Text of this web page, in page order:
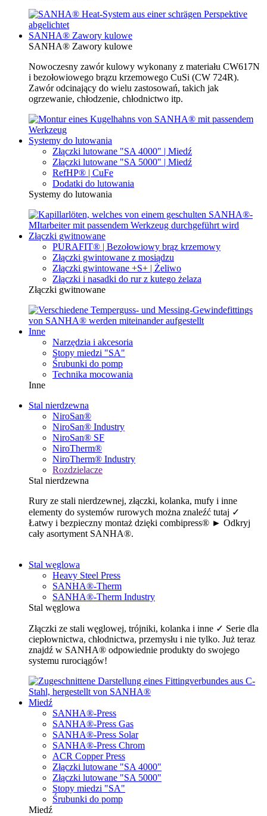
SANHA® Zawory kulowe
SANHA® Zawory kulowe
Nowoczesny zawór kulowy wykonany z materiału CW617N
i bezołowiowego brązu krzemowego CuSi (CW 724R).
Zawór odcinający do wielu zastosowań, takich jak
ogrzewanie, chłodzenie, chłodnictwo itp.
Systemy do lutowania
Złączki lutowane "SA 4000" | Miedź
Złączki lutowane "SA 5000" | Miedź
RefHP® | CuFe
Dodatki do lutowania
Systemy do lutowania
Złączki gwitnowane
PURAFIT® | Bezołowiowy brąz krzemowy
Złączki gwintowane z mosiądzu
Złączki gwintowane +S+ | Żeliwo
Złączki i nasadki do rur z kutego żelaza
Złączki gwitnowane
Inne
Narzędzia i akcesoria
Stopy miedzi "SA"
Śrubunki do pomp
Technika mocowania
Inne
Stal nierdzewna
NiroSan®
NiroSan® Industry
NiroSan® SF
NiroTherm®
NiroTherm® Industry
Rozdzielacze
Stal nierdzewna
Rury ze stali nierdzewnej, złączki, kolanka, mufy i inne
elementy do systemów rurowych można znaleźć tutaj ✓
Łatwy i bezpieczny montaż dzięki combipress® ► Odkryj
cały asortyment SANHA®.
Stal węglowa
Heavy Steel Press
SANHA®-Therm
SANHA®-Therm Industry
Stal węglowa
Złączki ze stali węglowej, trójniki, kolanka i inne ✓ Serie dla
ciepłownictwa, chłodnictwa, przemysłu i nie tylko. Już teraz
znajdź w SANHA® odpowiednie produkty do swojego
systemu rurociągów!
Miedź
SANHA®-Press
SANHA®-Press Gas
SANHA®-Press Solar
SANHA®-Press Chrom
ACR Copper Press
Złączki lutowane "SA 4000"
Złączki lutowane "SA 5000"
Stopy miedzi "SA"
Śrubunki do pomp
Miedź